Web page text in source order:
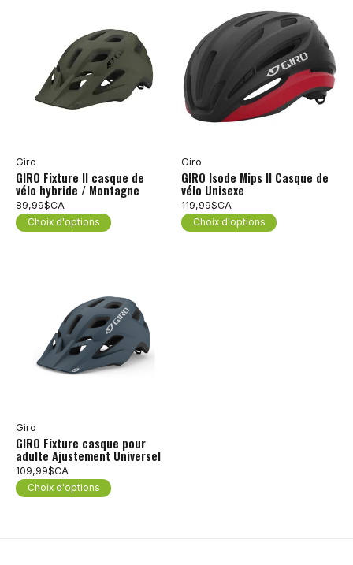
Giro
GIRO Fixture II casque de
vélo hybride / Montagne
89,99$CA
Choix d'options
Giro
GIRO Isode Mips II Casque de
vélo Unisexe
119,99$CA
Choix d'options
Giro
GIRO Fixture casque pour
adulte Ajustement Universel
109,99$CA
Choix d'options